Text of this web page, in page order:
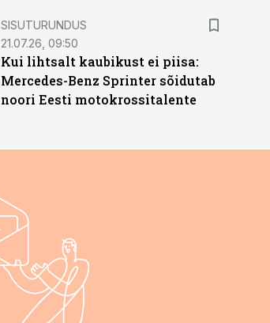
ST
SISUTURUNDUS
21.07.26, 09:50
Kui lihtsalt kaubikust ei piisa:
Mercedes-Benz Sprinter sõidutab
noori Eesti motokrossitalente